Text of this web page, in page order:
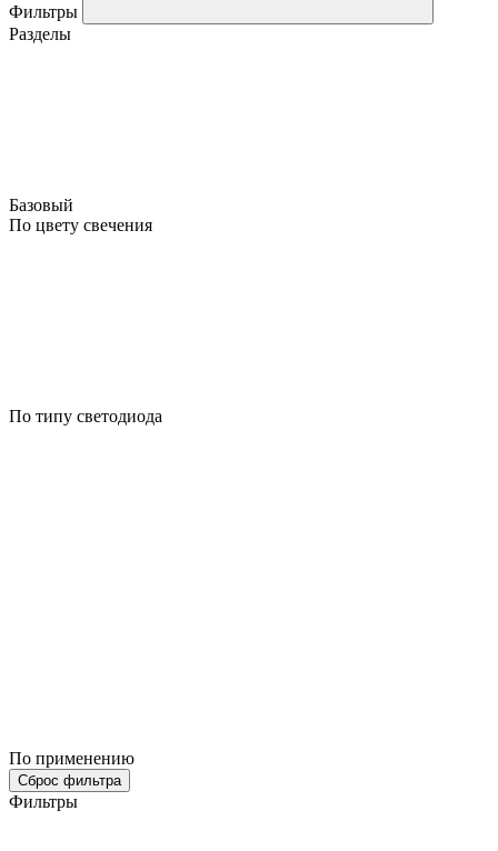
Фильтры
Разделы
Базовый
По цвету свечения
По типу светодиода
По применению
Сброс фильтра
Фильтры